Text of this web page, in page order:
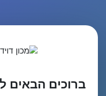
ברוכים הבאים